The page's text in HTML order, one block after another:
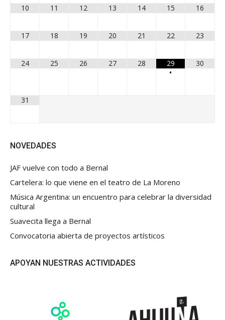
10 11 12 13 14 15 16
17 18 19 20 21 22 23
24 25 26 27 28
29
•
30
31
NOVEDADES
JAF vuelve con todo a Bernal
Cartelera: lo que viene en el teatro de La Moreno
Música Argentina: un encuentro para celebrar la diversidad
cultural
Suavecita llega a Bernal
Convocatoria abierta de proyectos artísticos
APOYAN NUESTRAS ACTIVIDADES